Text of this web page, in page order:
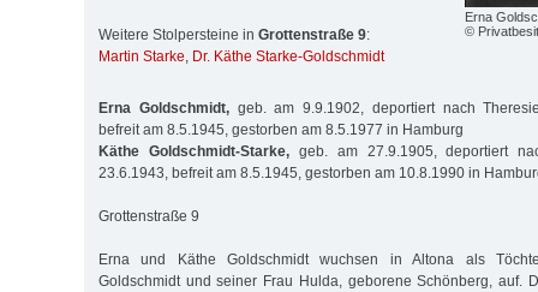
Erna
©
Weitere Stolpersteine in Grottenstraße 9:
Martin Starke, Dr. Käthe Starke-Goldschmidt
Erna Goldschmidt,geb. am 9.9.1902, deportiert nach
befreit am 8.5.1945, gestorben am 8.5.1977 in Hamburg
Käthe Goldschmidt-Starke,geb. am 27.9.1905, deportiert
23.6.1943, befreit am 8.5.1945, gestorben am 10.8.1990 in
Grottenstraße 9
Erna und Käthe Goldschmidt wuchsen in Altona als
Goldschmidt und seiner Frau Hulda, geborene Schönberg, auf.